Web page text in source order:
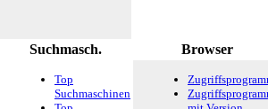
Suchmasch. Browser
Top
Suchmaschinen